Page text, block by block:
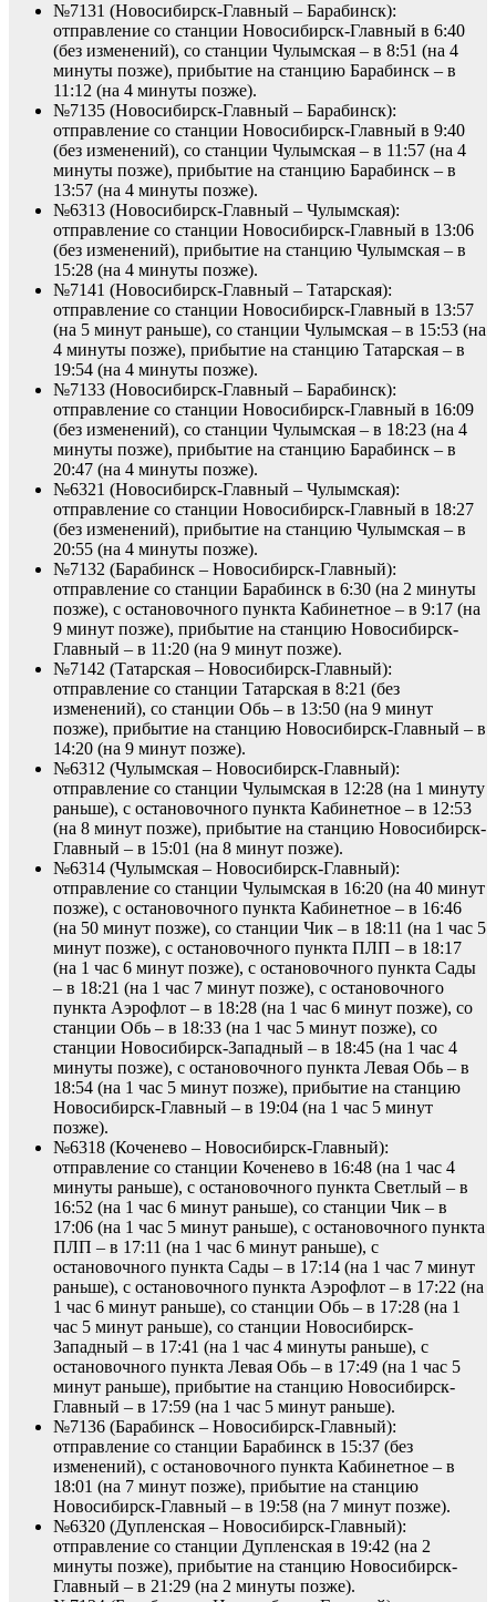
№7131 (Новосибирск-Главный – Барабинск):
отправление со станции Новосибирск-Главный в 6:40
(без изменений), со станции Чулымская – в 8:51 (на 4
минуты позже), прибытие на станцию Барабинск – в
11:12 (на 4 минуты позже).
№7135 (Новосибирск-Главный – Барабинск):
отправление со станции Новосибирск-Главный в 9:40
(без изменений), со станции Чулымская – в 11:57 (на 4
минуты позже), прибытие на станцию Барабинск – в
13:57 (на 4 минуты позже).
№6313 (Новосибирск-Главный – Чулымская):
отправление со станции Новосибирск-Главный в 13:06
(без изменений), прибытие на станцию Чулымская – в
15:28 (на 4 минуты позже).
№7141 (Новосибирск-Главный – Татарская):
отправление со станции Новосибирск-Главный в 13:57
(на 5 минут раньше), со станции Чулымская – в 15:53 (на
4 минуты позже), прибытие на станцию Татарская – в
19:54 (на 4 минуты позже).
№7133 (Новосибирск-Главный – Барабинск):
отправление со станции Новосибирск-Главный в 16:09
(без изменений), со станции Чулымская – в 18:23 (на 4
минуты позже), прибытие на станцию Барабинск – в
20:47 (на 4 минуты позже).
№6321 (Новосибирск-Главный – Чулымская):
отправление со станции Новосибирск-Главный в 18:27
(без изменений), прибытие на станцию Чулымская – в
20:55 (на 4 минуты позже).
№7132 (Барабинск – Новосибирск-Главный):
отправление со станции Барабинск в 6:30 (на 2 минуты
позже), с остановочного пункта Кабинетное – в 9:17 (на
9 минут позже), прибытие на станцию Новосибирск-
Главный – в 11:20 (на 9 минут позже).
№7142 (Татарская – Новосибирск-Главный):
отправление со станции Татарская в 8:21 (без
изменений), со станции Обь – в 13:50 (на 9 минут
позже), прибытие на станцию Новосибирск-Главный – в
14:20 (на 9 минут позже).
№6312 (Чулымская – Новосибирск-Главный):
отправление со станции Чулымская в 12:28 (на 1 минуту
раньше), с остановочного пункта Кабинетное – в 12:53
(на 8 минут позже), прибытие на станцию Новосибирск-
Главный – в 15:01 (на 8 минут позже).
№6314 (Чулымская – Новосибирск-Главный):
отправление со станции Чулымская в 16:20 (на 40 минут
позже), с остановочного пункта Кабинетное – в 16:46
(на 50 минут позже), со станции Чик – в 18:11 (на 1 час 5
минут позже), с остановочного пункта ПЛП – в 18:17
(на 1 час 6 минут позже), с остановочного пункта Сады
– в 18:21 (на 1 час 7 минут позже), с остановочного
пункта Аэрофлот – в 18:28 (на 1 час 6 минут позже), со
станции Обь – в 18:33 (на 1 час 5 минут позже), со
станции Новосибирск-Западный – в 18:45 (на 1 час 4
минуты позже), с остановочного пункта Левая Обь – в
18:54 (на 1 час 5 минут позже), прибытие на станцию
Новосибирск-Главный – в 19:04 (на 1 час 5 минут
позже).
№6318 (Коченево – Новосибирск-Главный):
отправление со станции Коченево в 16:48 (на 1 час 4
минуты раньше), с остановочного пункта Светлый – в
16:52 (на 1 час 6 минут раньше), со станции Чик – в
17:06 (на 1 час 5 минут раньше), с остановочного пункта
ПЛП – в 17:11 (на 1 час 6 минут раньше), с
остановочного пункта Сады – в 17:14 (на 1 час 7 минут
раньше), с остановочного пункта Аэрофлот – в 17:22 (на
1 час 6 минут раньше), со станции Обь – в 17:28 (на 1
час 5 минут раньше), со станции Новосибирск-
Западный – в 17:41 (на 1 час 4 минуты раньше), с
остановочного пункта Левая Обь – в 17:49 (на 1 час 5
минут раньше), прибытие на станцию Новосибирск-
Главный – в 17:59 (на 1 час 5 минут раньше).
№7136 (Барабинск – Новосибирск-Главный):
отправление со станции Барабинск в 15:37 (без
изменений), с остановочного пункта Кабинетное – в
18:01 (на 7 минут позже), прибытие на станцию
Новосибирск-Главный – в 19:58 (на 7 минут позже).
№6320 (Дупленская – Новосибирск-Главный):
отправление со станции Дупленская в 19:42 (на 2
минуты позже), прибытие на станцию Новосибирск-
Главный – в 21:29 (на 2 минуты позже).